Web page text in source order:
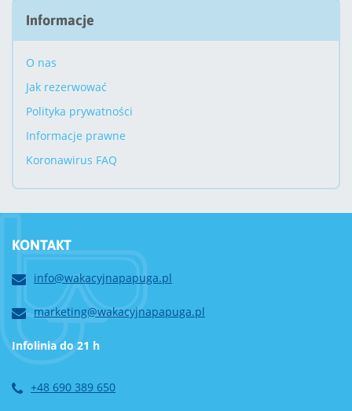
Informacje
O nas
Jak rezerwować
Polityka prywatności
Informacje prawne
Koronawirus FAQ
KONTAKT
info@wakacyjnapapuga.pl
marketing@wakacyjnapapuga.pl
Infolinia do 21 h
+48 690 389 650